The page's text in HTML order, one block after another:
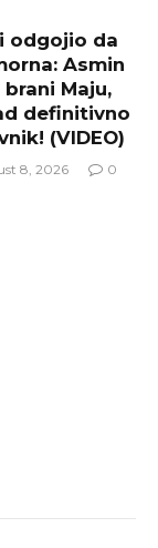
odgojio da
Asmin
Maju,
definitivno
(VIDEO)
8, 2026 0